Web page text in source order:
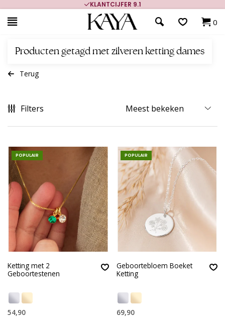
KLANTCIJFER 9.1
0
Producten getagd met zilveren ketting dames
Terug
Filters
POPULAIR
Ketting met 2
Geboortestenen
54,90
POPULAIR
Geboortebloem Boeket
Ketting
69,90